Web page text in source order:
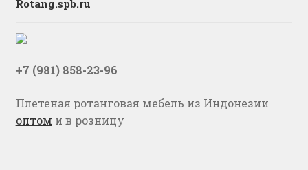
Rotang.spb.ru
+7 (981) 858-23-96
Плетеная ротанговая мебель из Индонезии
оптом и в розницу